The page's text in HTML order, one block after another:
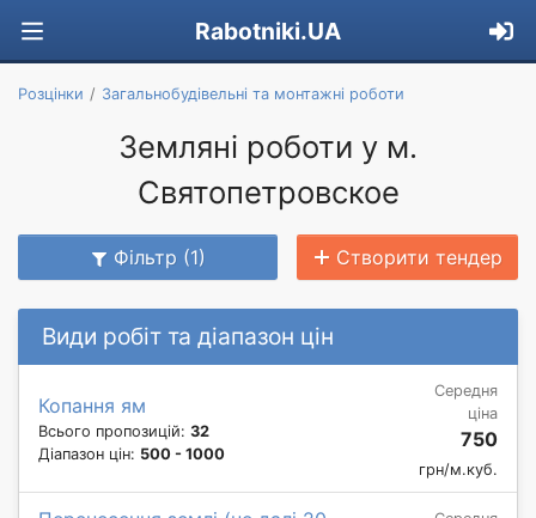
Rabotniki.UA
Розцінки Загальнобудівельні та монтажні роботи
Земляні роботи у м.
Святопетровское
Фільтр (1) Створити тендер
Види робіт та діапазон цін
Копання ям
Всього пропозицій: 32
Діапазон цін: 500 - 1000
Середня
ціна
750
грн/м.куб.